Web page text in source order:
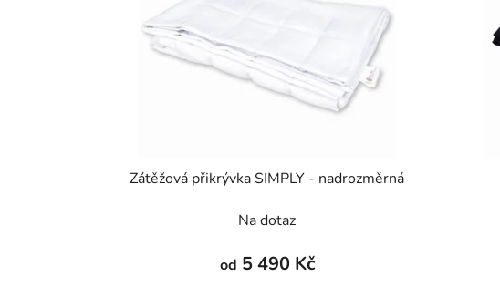
Zátěžová přikrývka SIMPLY - nadrozměrná
Na dotaz
od 5 490 Kč